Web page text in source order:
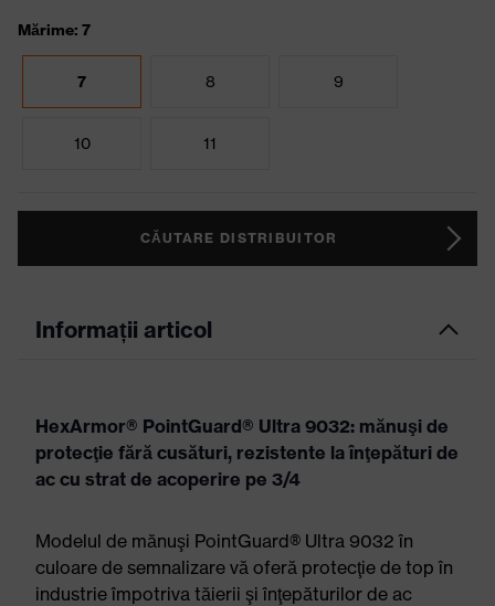
Mărime: 7
7 8 9
10 11
CĂUTARE DISTRIBUITOR
Informații articol
HexArmor® PointGuard® Ultra 9032: mănuşi de
protecţie fără cusături, rezistente la înţepături de
ac cu strat de acoperire pe 3/4
Modelul de mănuşi PointGuard® Ultra 9032 în
culoare de semnalizare vă oferă protecţie de top în
industrie împotriva tăierii şi înţepăturilor de ac